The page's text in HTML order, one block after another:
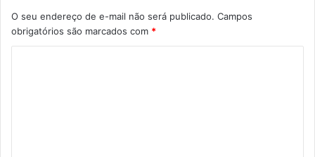
O seu endereço de e-mail não será publicado. Campos
obrigatórios são marcados com *